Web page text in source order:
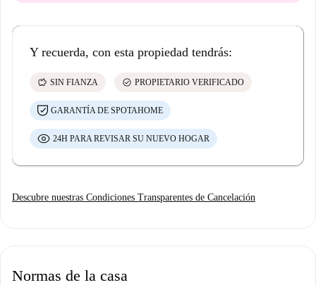
Y recuerda, con esta propiedad tendrás:
savings SIN FIANZA check_circle PROPIETARIO VERIFICADO
GARANTÍA DE SPOTAHOME
24H PARA REVISAR SU NUEVO HOGAR
Descubre nuestras Condiciones Transparentes de Cancelación
Normas de la casa